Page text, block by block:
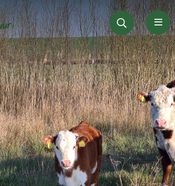
Zoeken